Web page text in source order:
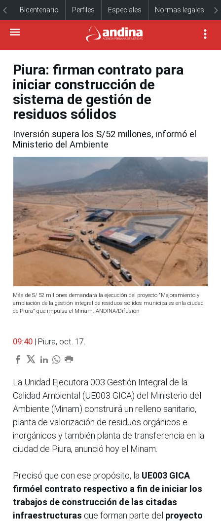
Bicentenario Perfiles Especiales Normas legales
Piura: firman contrato para
iniciar construcción de
sistema de gestión de
residuos sólidos
Inversión supera los S/52 millones, informó el
Ministerio del Ambiente
Más de S/ 52 millones demandará la ejecución del proyecto "Mejoramiento y
ampliación de la gestión integral de residuos sólidos municipales enla ciudad
de Piura" que impulsa el Minam. ANDINA/Difusión
09:40 | Piura, oct. 17.
La Unidad Ejecutora 003 Gestión Integral de la
Calidad Ambiental (UE003 GICA) del Ministerio del
Ambiente (Minam) construirá un relleno sanitario,
planta de valorización de residuos orgánicos e
inorgánicos y también planta de transferencia en la
ciudad de Piura, anunció hoy el Minam.
Precisó que con ese propósito, la UE003 GICA
firmóel contrato respectivo a fin de iniciar los
trabajos de construcción de las citadas
infraestructuras que forman parte del proyecto